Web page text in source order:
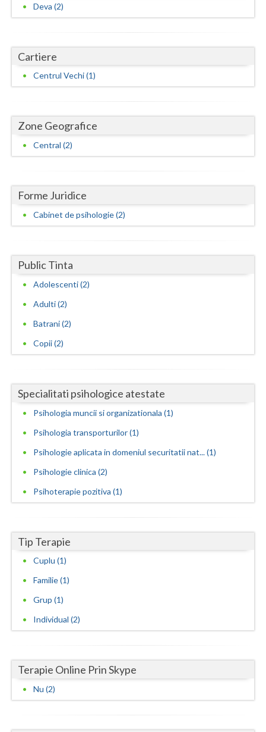
Ialomita
Ilfov
Mures
Neamt
Prahova
Salaj
Teleorman
Timis
Valcea
Vaslui
Deva (2)
Cartiere
Centrul Vechi (1)
Zone Geografice
Central (2)
Forme Juridice
Cabinet de psihologie (2)
Public Tinta
Adolescenti (2)
Adulti (2)
Batrani (2)
Copii (2)
Specialitati psihologice atestate
Psihologia muncii si organizationala (1)
Psihologia transporturilor (1)
Psihologie aplicata in domeniul securitatii nat... (1)
Psihologie clinica (2)
Psihoterapie pozitiva (1)
Tip Terapie
Cuplu (1)
Familie (1)
Grup (1)
Individual (2)
Terapie Online Prin Skype
Nu (2)